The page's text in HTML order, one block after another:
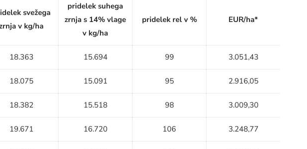
svežega
v kg/ha
pridelek suhega
zrnja s 14% vlage
v kg/ha
pridelek rel v % EUR/ha*
18.363 15.694 99 3.051,43
18.075 15.091 95 2.916,05
18.382 15.518 98 3.009,30
19.671 16.720 106 3.248,77